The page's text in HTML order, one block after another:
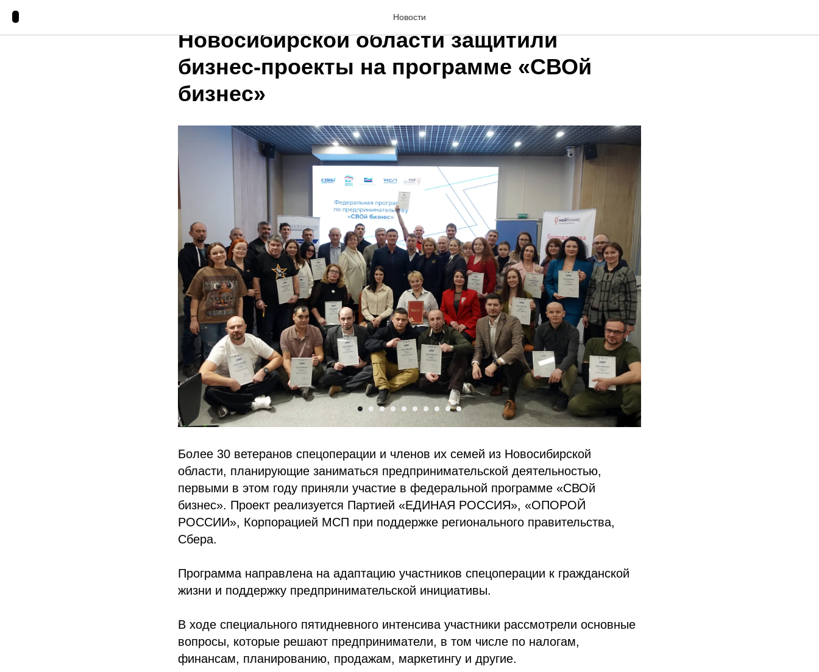
Новости
Ветераны спецоперации из
Новосибирской области защитили
бизнес-проекты на программе «СВОй
бизнес»
Более 30 ветеранов спецоперации и членов их семей из Новосибирской
области, планирующие заниматься предпринимательской деятельностью,
первыми в этом году приняли участие в федеральной программе «СВОй
бизнес». Проект реализуется Партией «ЕДИНАЯ РОССИЯ», «ОПОРОЙ
РОССИИ», Корпорацией МСП при поддержке регионального правительства,
Сбера.
Программа направлена на адаптацию участников спецоперации к гражданской
жизни и поддержку предпринимательской инициативы.
В ходе специального пятидневного интенсива участники рассмотрели основные
вопросы, которые решают предприниматели, в том числе по налогам,
финансам, планированию, продажам, маркетингу и другие.